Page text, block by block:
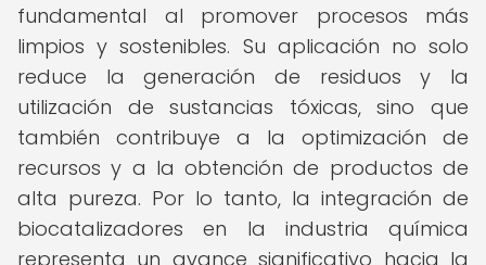
fundamental al promover procesos más
limpios y sostenibles. Su aplicación no solo
reduce la generación de residuos y la
utilización de sustancias tóxicas, sino que
también contribuye a la optimización de
recursos y a la obtención de productos de
alta pureza. Por lo tanto, la integración de
biocatalizadores en la industria química
representa un avance significativo hacia la